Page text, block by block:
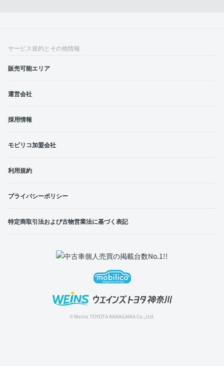
サービス規約とその他情報
販売可能エリア
運営会社
採用情報
モビリコ加盟会社
利用規約
プライバシーポリシー
特定商取引法および古物営業法に基づく表記
© Weins TOYOTA KANAGAWA Co.,Ltd.